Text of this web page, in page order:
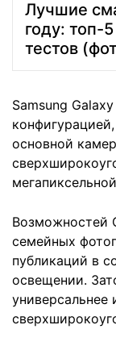
Лучшие
году: топ-
тестов
Samsung
основной
Возможностей
семейных
публикаций в
освещении.
универсальнее